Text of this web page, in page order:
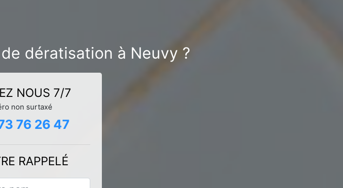
dératisation à Neuvy ?
NOUS 7/7
non surtaxé
76 26 47
RAPPELÉ